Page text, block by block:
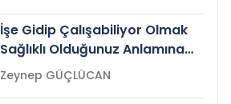
İşe Gidip Çalışabiliyor Olmak
Sağlıklı Olduğunuz Anlamına
Gelir mi?Zeynep GÜÇLÜCAN